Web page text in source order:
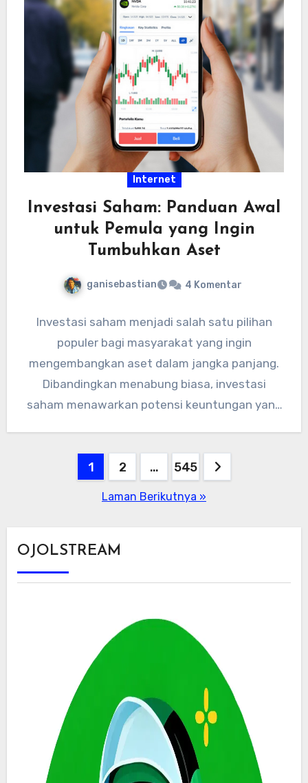
Internet
Investasi Saham: Panduan Awal
untuk Pemula yang Ingin
Tumbuhkan Aset
ganisebastian 4 Komentar
Investasi saham menjadi salah satu pilihan
populer bagi masyarakat yang ingin
mengembangkan aset dalam jangka panjang.
Dibandingkan menabung biasa, investasi
saham menawarkan potensi keuntungan yang
Paginasi
1 2 … 545
Laman Berikutnya »
OJOLSTREAM